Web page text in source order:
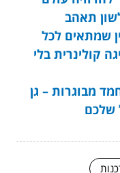
תאהב
שמתאים לכל
קולינרית בלי
מבוגרות – גן
שלכם